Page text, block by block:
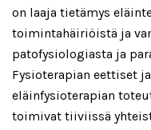
on laaja tietämys
toimintahäiriöistä ja
patofysiologiasta ja
Fysioterapian eettiset
eläinfysioterapian
toimivat tiiviissä